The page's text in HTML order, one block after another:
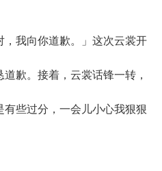
我向你道歉。」这次云裳开
歉。接着，云裳话锋一转，
有些过分，一会儿小心我狠狠